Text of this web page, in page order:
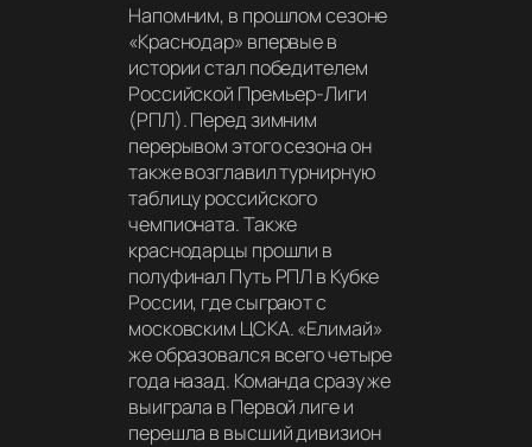
Напомним, в прошлом сезоне
«Краснодар» впервые в
истории стал победителем
Российской Премьер-Лиги
(РПЛ). Перед зимним
перерывом этого сезона он
также возглавил турнирную
таблицу российского
чемпионата. Также
краснодарцы прошли в
полуфинал Путь РПЛ в Кубке
России, где сыграют с
московским ЦСКА. «Елимай»
же образовался всего четыре
года назад. Команда сразу же
выиграла в Первой лиге и
перешла в высший дивизион